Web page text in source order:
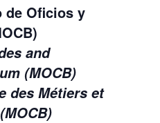
de Oficios y
and
(MOCB)
des Métiers et